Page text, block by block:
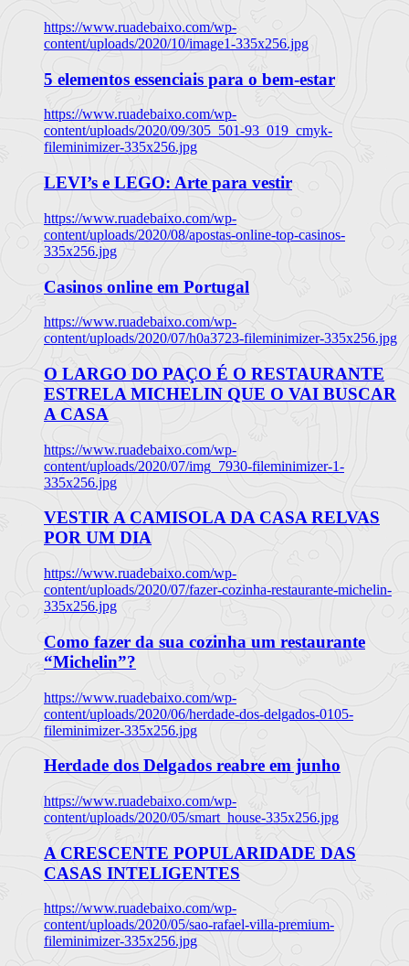
https://www.ruadebaixo.com/wp-
content/uploads/2020/10/image1-335x256.jpg
5 elementos essenciais para o bem-estar
https://www.ruadebaixo.com/wp-
content/uploads/2020/09/305_501-93_019_cmyk-
fileminimizer-335x256.jpg
LEVI’s e LEGO: Arte para vestir
https://www.ruadebaixo.com/wp-
content/uploads/2020/08/apostas-online-top-casinos-
335x256.jpg
Casinos online em Portugal
https://www.ruadebaixo.com/wp-
content/uploads/2020/07/h0a3723-fileminimizer-335x256.jpg
O LARGO DO PAÇO É O RESTAURANTE
ESTRELA MICHELIN QUE O VAI BUSCAR
A CASA
https://www.ruadebaixo.com/wp-
content/uploads/2020/07/img_7930-fileminimizer-1-
335x256.jpg
VESTIR A CAMISOLA DA CASA RELVAS
POR UM DIA
https://www.ruadebaixo.com/wp-
content/uploads/2020/07/fazer-cozinha-restaurante-michelin-
335x256.jpg
Como fazer da sua cozinha um restaurante
“Michelin”?
https://www.ruadebaixo.com/wp-
content/uploads/2020/06/herdade-dos-delgados-0105-
fileminimizer-335x256.jpg
Herdade dos Delgados reabre em junho
https://www.ruadebaixo.com/wp-
content/uploads/2020/05/smart_house-335x256.jpg
A CRESCENTE POPULARIDADE DAS
CASAS INTELIGENTES
https://www.ruadebaixo.com/wp-
content/uploads/2020/05/sao-rafael-villa-premium-
fileminimizer-335x256.jpg